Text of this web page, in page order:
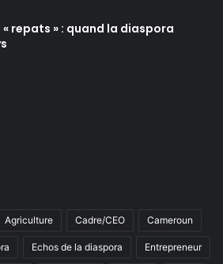
« repats » : quand la diaspora
Agriculture Cadre/CEO Cameroun
Echos de la diaspora Entrepreneur